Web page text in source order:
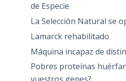
de Especie
La Selección Natural se
Lamarck rehabilitado
Máquina incapaz de
Pobres proteínas